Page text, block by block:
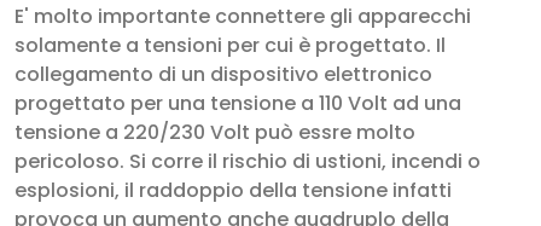
E' molto importante connettere gli apparecchi
solamente a tensioni per cui è progettato. Il
collegamento di un dispositivo elettronico
progettato per una tensione a 110 Volt ad una
tensione a 220/230 Volt può essre molto
pericoloso. Si corre il rischio di ustioni, incendi o
esplosioni, il raddoppio della tensione infatti
provoca un aumento anche quadruplo della